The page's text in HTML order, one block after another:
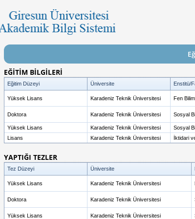
EĞİTİM BİLGİLERİ
Eğitim Düzeyi Üniversite Enstitü/
Yüksek Lisans Karadeniz Teknik Üniversitesi Fen
Doktora Karadeniz Teknik Üniversitesi Sosyal
Yüksek Lisans Karadeniz Teknik Üniversitesi Sosyal
Lisans
Karadeniz Teknik Üniversitesi İktidari
YAPTIĞI TEZLER
Tez Düzeyi Üniversite
Yüksek Lisans Karadeniz Teknik Üniversitesi
Doktora Karadeniz Teknik Üniversitesi
Yüksek Lisans Karadeniz Teknik Üniversitesi